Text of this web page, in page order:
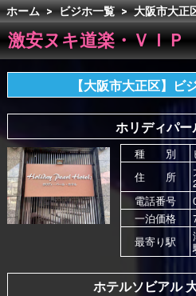
ホーム > ビジホ一覧 > 大阪市大正
激安ヌキ道楽・ＶＩＰ
【大阪市大正区】ビ
ホリディパ
種 別
住 所
電話番号
一泊価格
最寄り駅
ホテルソビアル